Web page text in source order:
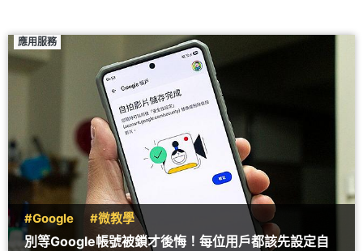
應用服務
#Google #微教學
別等Google帳號被鎖才後悔！每位用戶都該先設定自